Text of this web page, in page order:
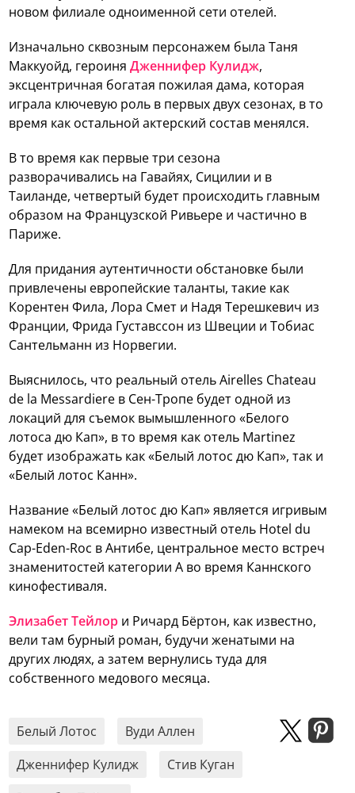
новом филиале одноименной сети отелей.
Изначально сквозным персонажем была Таня
Маккуойд, героиняДженнифер Кулидж,
эксцентричная богатая пожилая дама, которая
играла ключевую роль в первых двух сезонах, в то
время как остальной актерский состав менялся.
В то время как первые три сезона
разворачивались на Гавайях, Сицилии и в
Таиланде, четвертый будет происходить главным
образом на Французской Ривьере и частично в
Париже.
Для придания аутентичности обстановке были
привлечены европейские таланты, такие как
Корентен Фила, Лора Смет и Надя Терешкевич из
Франции, Фрида Густавссон из Швеции и Тобиас
Сантельманн из Норвегии.
Выяснилось, что реальный отель Airelles Chateau
de la Messardiere в Сен-Тропе будет одной из
локаций для съемок вымышленного «Белого
лотоса дю Кап», в то время как отель Martinez
будет изображать как «Белый лотос дю Кап», так и
«Белый лотос Канн».
Название «Белый лотос дю Кап» является игривым
намеком на всемирно известный отель Hotel du
Cap-Eden-Roc в Антибе, центральное место встреч
знаменитостей категории А во время Каннского
кинофестиваля.
Элизабет Тейлор и Ричард Бёртон, как известно,
вели там бурный роман, будучи женатыми на
других людях, а затем вернулись туда для
собственного медового месяца.
Белый Лотос
Вуди Аллен
Дженнифер Кулидж
Стив Куган